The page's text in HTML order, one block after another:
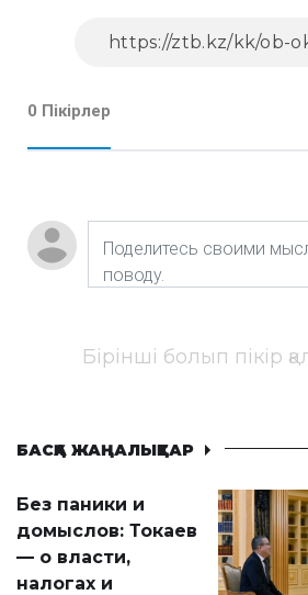
0 Пікірлер
Бірінші болып пікір
БАСҚА ЖАҢАЛЫҚТАР
Без паники и
домыслов: Токаев
— о власти,
налогах и